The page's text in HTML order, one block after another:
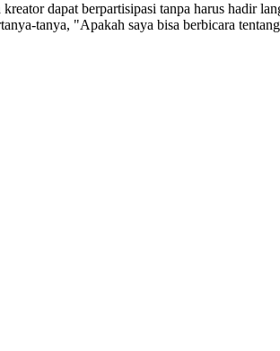
dapat berpartisipasi tanpa harus hadir
tanya, "Apakah saya bisa berbicara